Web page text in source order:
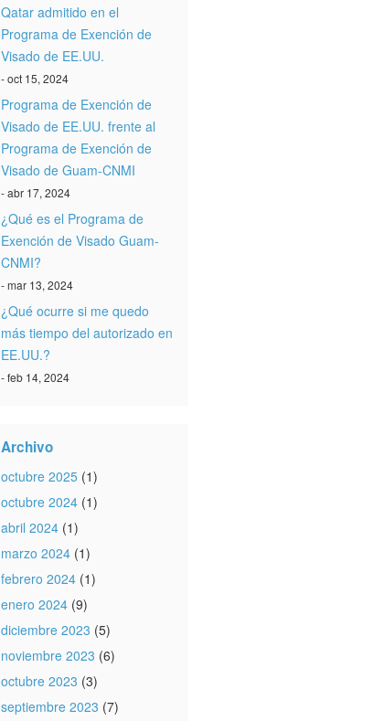
Qatar admitido en el
Programa de Exención de
Visado de EE.UU.
- oct 15, 2024
Programa de Exención de
Visado de EE.UU. frente al
Programa de Exención de
Visado de Guam-CNMI
- abr 17, 2024
¿Qué es el Programa de
Exención de Visado Guam-
CNMI?
- mar 13, 2024
¿Qué ocurre si me quedo
más tiempo del autorizado en
EE.UU.?
- feb 14, 2024
Archivo
octubre 2025 (1)
octubre 2024 (1)
abril 2024 (1)
marzo 2024 (1)
febrero 2024 (1)
enero 2024 (9)
diciembre 2023 (5)
noviembre 2023 (6)
octubre 2023 (3)
septiembre 2023 (7)